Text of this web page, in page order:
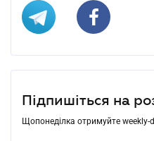
Підпишіться на
Щопонеділка отримуйте weekly-